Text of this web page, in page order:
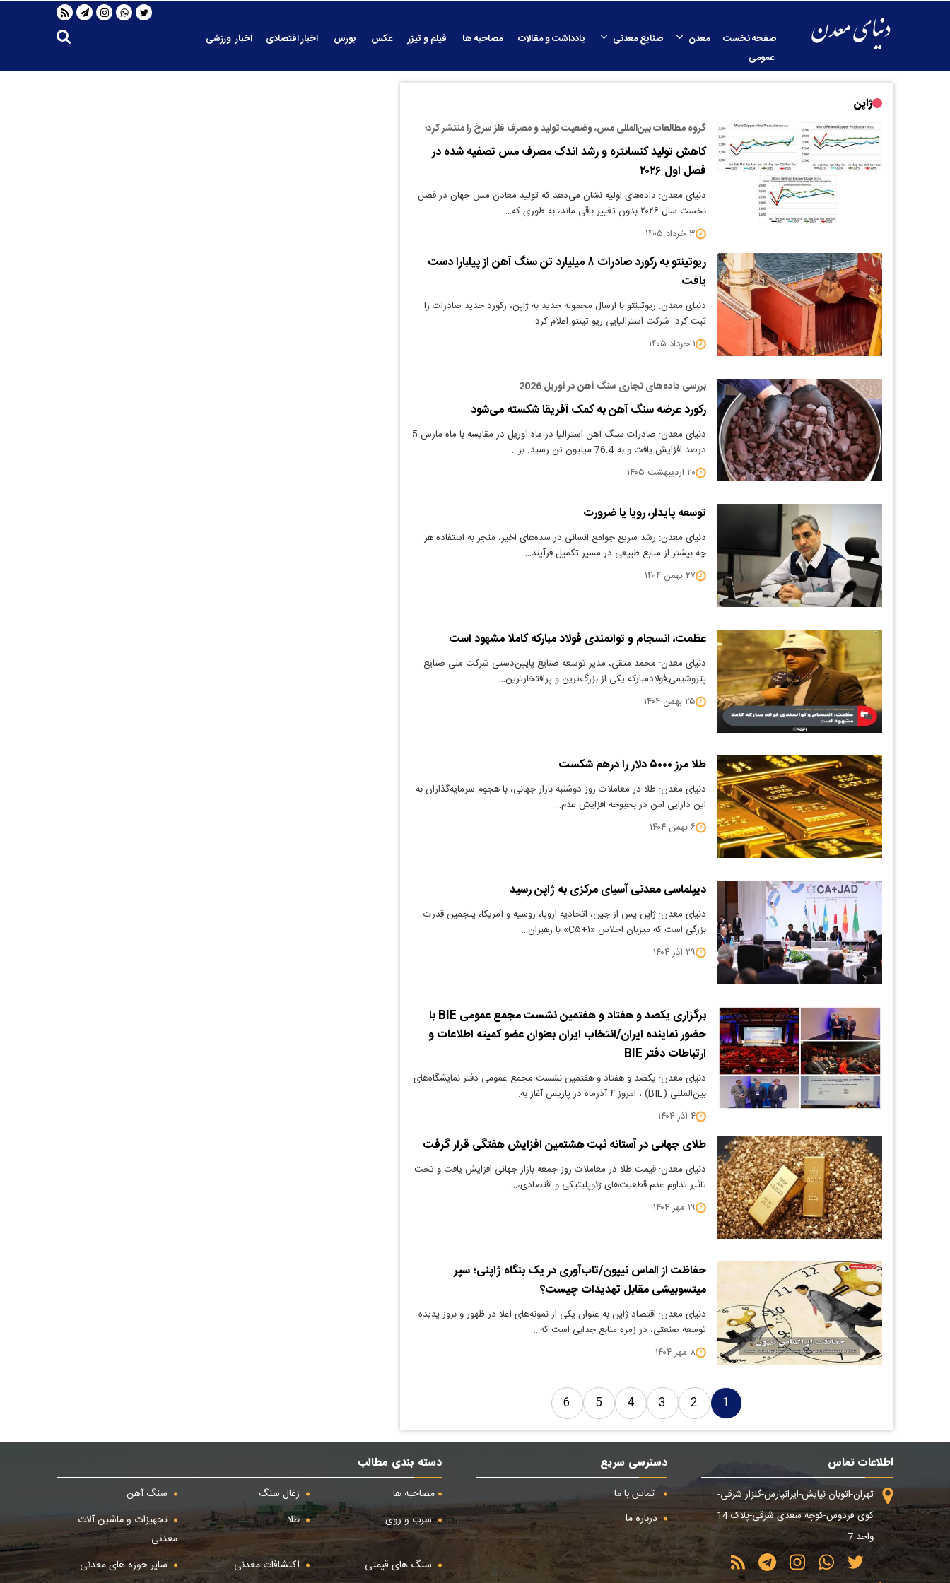
صفحه نخست معدن صنایع معدنی یادداشت و مقالات مصاحبه ها فیلم و تیزر عکس بورس اخبار اقتصادی
اخبار ورزشی
عمومی
ژاپن
گروه مطالعات بین‌المللی مس، وضعیت تولید و مصرف فلز سرخ را منتشر کرد؛
کاهش تولید کنسانتره و رشد اندک مصرف مس تصفیه شده در
فصل اول ۲۰۲۶
دنیای معدن: داده‌های اولیه نشان می‌دهد که تولید معادن مس جهان در فصل
نخست سال ۲۰۲۶ بدون تغییر باقی ماند، به طوری که…
۳ خرداد ۱۴۰۵
ریوتینتو به رکورد صادرات ۸ میلیارد تن سنگ آهن از پیلبارا دست
یافت
دنیای معدن: ریوتینتو با ارسال محموله جدید به ژاپن، رکورد جدید صادرات را
ثبت کرد. شرکت استرالیایی ریو تینتو اعلام کرد:…
۱ خرداد ۱۴۰۵
بررسی داده‌های تجاری سنگ آهن در آوریل 2026
رکورد عرضه سنگ آهن به کمک آفریقا شکسته می‌شود
دنیای معدن: صادرات سنگ آهن استرالیا در ماه آوریل در مقایسه با ماه مارس 5
درصد افزایش یافت و به 76.4 میلیون تن رسید. بر…
۲۰ اردیبهشت ۱۴۰۵
توسعه پایدار، رویا یا ضرورت
دنیای معدن: رشد سریع جوامع انسانی در سده‌های اخیر، منجر به استفاده هر
چه بیشتر از منابع طبیعی در مسیر تکمیل فرآیند…
۲۷ بهمن ۱۴۰۴
عظمت، انسجام و توانمندی فولاد مبارکه کاملا مشهود است
دنیای معدن: محمد متقی، مدیر توسعه صنایع پایین‌دستی شرکت ملی صنایع
پتروشیمی:فولادمبارکه یکی از بزرگ‌ترین و پرافتخارترین…
۲۵ بهمن ۱۴۰۴
طلا مرز ۵۰۰۰ دلار را درهم شکست
​دنیای معدن: طلا در معاملات روز دوشنبه بازار جهانی، با هجوم سرمایه‌گذاران به
این دارایی امن در بحبوحه افزایش عدم…
۶ بهمن ۱۴۰۴
دیپلماسی معدنی آسیای مرکزی به ژاپن رسید
​دنیای معدن: ژاپن پس از چین، اتحادیه اروپا، روسیه و آمریکا، پنجمین قدرت
بزرگی است که میزبان اجلاس «C۵+۱» با رهبران…
۲۹ آذر ۱۴۰۴
برگزاری یکصد و هفتاد و هفتمین نشست مجمع عمومی BIE با
حضور نماینده ایران/انتخاب ایران بعنوان عضو کمیته اطلاعات و
ارتباطات دفتر BIE
دنیای معدن: یکصد و هفتاد و هفتمین نشست مجمع عمومی دفتر نمایشگاه‌های
بین‌المللی (BIE) ، امروز ۴ آذرماه در پاریس آغاز به…
۴ آذر ۱۴۰۴
طلای جهانی در آستانه ثبت هشتمین افزایش هفتگی قرار گرفت
دنیای معدن: قیمت طلا در معاملات روز جمعه بازار جهانی افزایش یافت و تحت
تاثیر تداوم عدم قطعیت‌های ژئوپلیتیکی و اقتصادی،…
۱۹ مهر ۱۴۰۴
حفاظت از الماس نیپون/تاب‌آوری در یک بنگاه ژاپنی؛ سپر
میتسوبیشی مقابل تهدیدات چیست؟
دنیای معدن: اقتصاد ژاپن به عنوان یکی از نمونه‌های اعلا در ظهور و بروز پدیده
توسعه صنعتی، در زمره منابع جذابی است که…
۸ مهر ۱۴۰۴
1
2
3
4
5
6
اطلاعات تماس
تهران-اتوبان نیایش-ایرانپارس-گلزار شرقی-
کوی فردوس-کوچه سعدی شرقی-پلاک 14
واحد 7
دسترسی سریع
تماس با ما
درباره ما
دسته بندی مطالب
مصاحبه ها
زغال سنگ
سنگ آهن
سرب و روی
طلا
تجهیزات و ماشین آلات
معدنی
سنگ های قیمتی
اکتشافات معدنی
سایر حوزه های معدنی